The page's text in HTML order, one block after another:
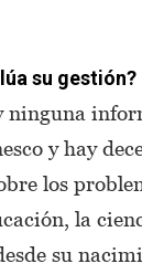
su gestión?
ninguna
y hay
los
la
su